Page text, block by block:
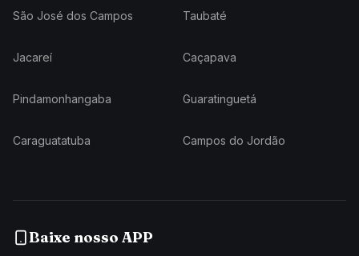
São José dos Campos Taubaté
Jacareí Caçapava
Pindamonhangaba Guaratinguetá
Caraguatatuba Campos do Jordão
Baixe nosso APP